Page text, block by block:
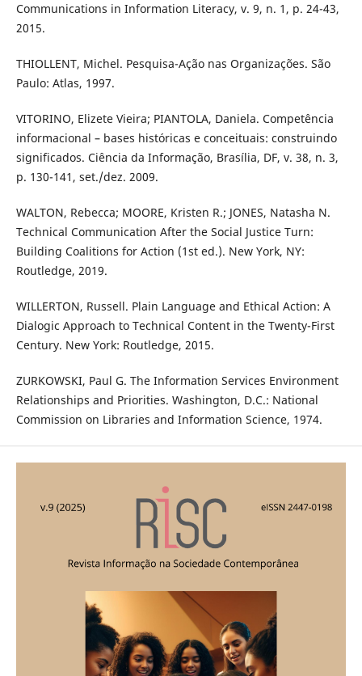
Communications in Information Literacy, v. 9, n. 1, p. 24-43,
2015.
THIOLLENT, Michel. Pesquisa-Ação nas Organizações. São
Paulo: Atlas, 1997.
VITORINO, Elizete Vieira; PIANTOLA, Daniela. Competência
informacional – bases históricas e conceituais: construindo
significados. Ciência da Informação, Brasília, DF, v. 38, n. 3,
p. 130-141, set./dez. 2009.
WALTON, Rebecca; MOORE, Kristen R.; JONES, Natasha N.
Technical Communication After the Social Justice Turn:
Building Coalitions for Action (1st ed.). New York, NY:
Routledge, 2019.
WILLERTON, Russell. Plain Language and Ethical Action: A
Dialogic Approach to Technical Content in the Twenty-First
Century. New York: Routledge, 2015.
ZURKOWSKI, Paul G. The Information Services Environment
Relationships and Priorities. Washington, D.C.: National
Commission on Libraries and Information Science, 1974.